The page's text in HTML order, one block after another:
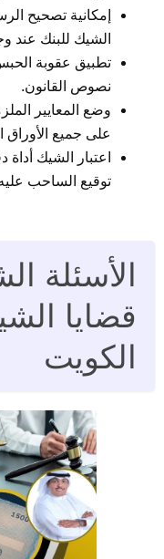
إمكانية تصحيح
الشيك للبنك
تطبيق عقوبة
نصوص القانون.
وضع المعايير
على جميع الأوراق
اعتبار الشيك
توقيع الساحب
الأسئلة
قضايا
الكويت